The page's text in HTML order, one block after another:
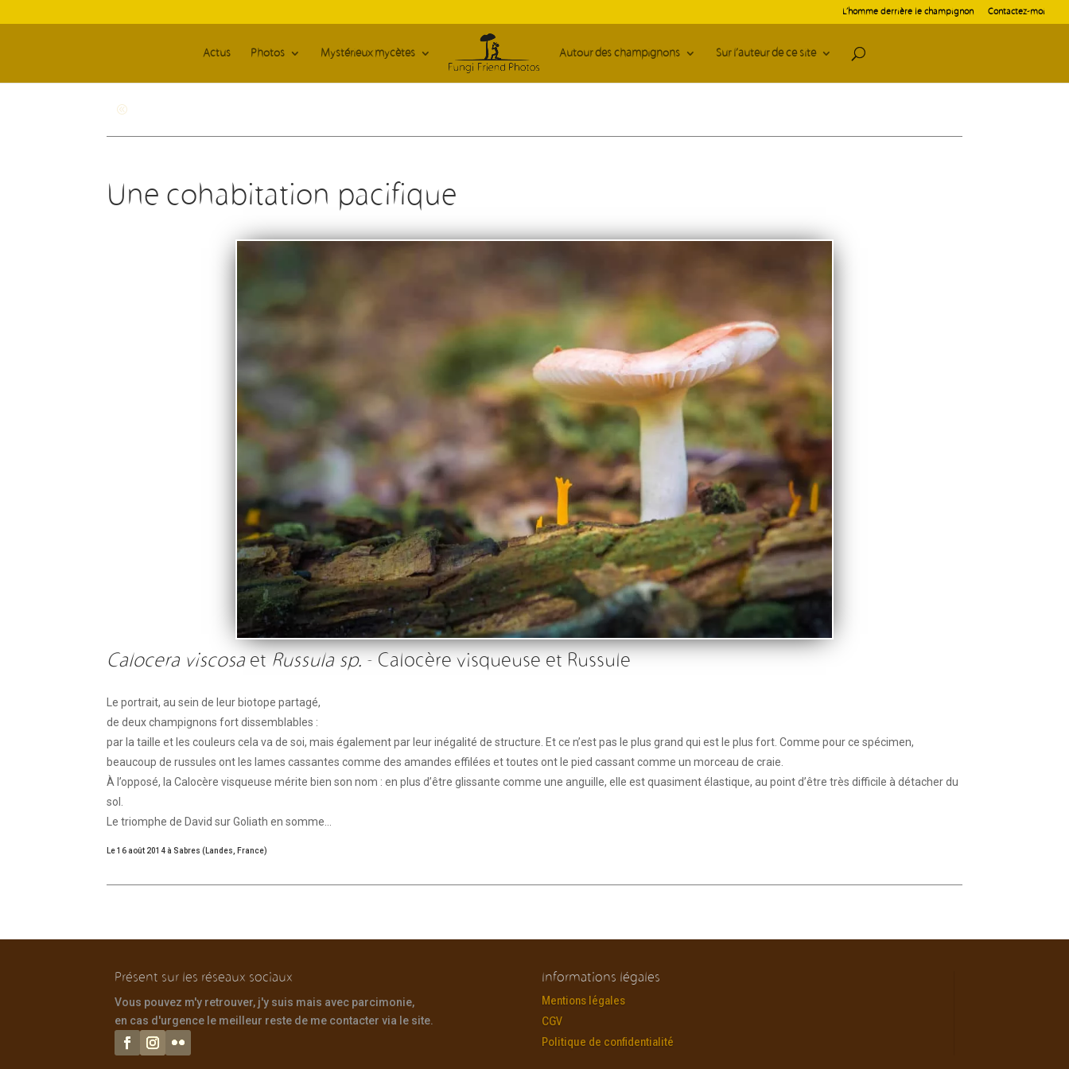
L’homme derrière le champignon Contactez-moi
Actus Photos Mystérieux mycètes Autour des champignons Sur l’auteur de ce site
Une cohabitation pacifique
Calocera viscosa et Russula sp. - Calocère visqueuse et Russule
Le portrait, au sein de leur biotope partagé,
de deux champignons fort dissemblables :
par la taille et les couleurs cela va de soi, mais également par leur inégalité de structure. Et ce n’est pas le plus grand qui est le plus fort. Comme pour ce spécimen,
beaucoup de russules ont les lames cassantes comme des amandes effilées et toutes ont le pied cassant comme un morceau de craie.
À l’opposé, la Calocère visqueuse mérite bien son nom : en plus d’être glissante comme une anguille, elle est quasiment élastique, au point d’être très difficile à détacher du
sol.
Le triomphe de David sur Goliath en somme…
Le 16 août 2014 à Sabres (Landes, France)
Présent sur les réseaux sociaux
Vous pouvez m'y retrouver, j'y suis mais avec parcimonie,
en cas d'urgence le meilleur reste de me contacter via le site.
Informations légales
Mentions légales
CGV
Politique de confidentialité